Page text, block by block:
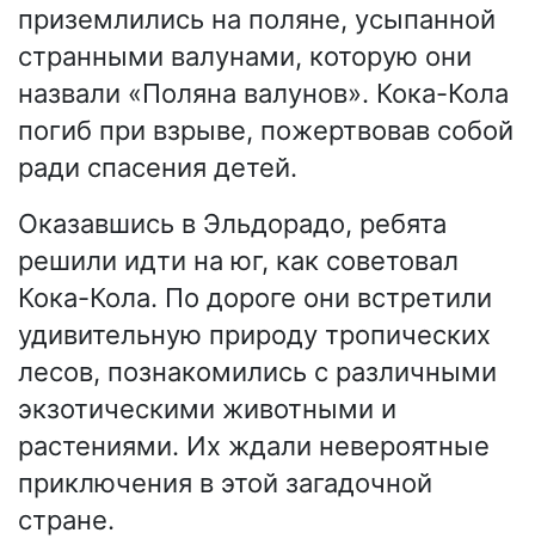
приземлились на поляне, усыпанной
странными валунами, которую они
назвали «Поляна валунов». Кока-Кола
погиб при взрыве, пожертвовав собой
ради спасения детей.
Оказавшись в Эльдорадо, ребята
решили идти на юг, как советовал
Кока-Кола. По дороге они встретили
удивительную природу тропических
лесов, познакомились с различными
экзотическими животными и
растениями. Их ждали невероятные
приключения в этой загадочной
стране.